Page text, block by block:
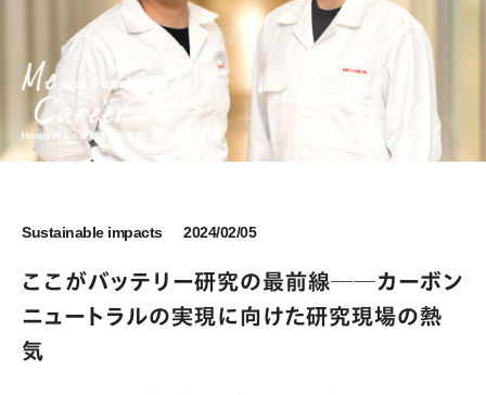
Sustainable impacts 2024/02/05
ここがバッテリー研究の最前線──カーボン
ニュートラルの実現に向けた研究現場の熱
気